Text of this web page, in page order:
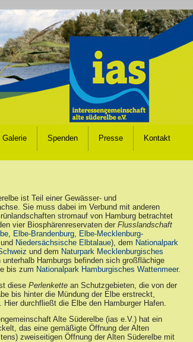
Galerie Spenden Presse Kontakt
ist Teil einer Gewässer- und
Sie muss dabei im Verbund mit anderen
stromauf von Hamburg betrachtet
vier Biosphärenreservaten der Flusslandschaft
, Elbe-Brandenburg, Elbe-Mecklenburg-
und Niedersächsische Elbtalaue), dem Nationalpark
und dem Naturpark Mecklenburgisches
unterhalb Hamburgs befinden sich großflächige
bis zum Nationalpark Hamburgisches Wattenmeer.
diese Perlenkette an Schutzgebieten, die von der
bis hinter die Mündung der Elbe erstreckt,
Hier durchfließt die Elbe den Hamburger Hafen.
Alte Süderelbe (ias e.V.) hat ein
das eine gemäßigte Öffnung der Alten
zweiseitigen Öffnung der Alten Süderelbe mit